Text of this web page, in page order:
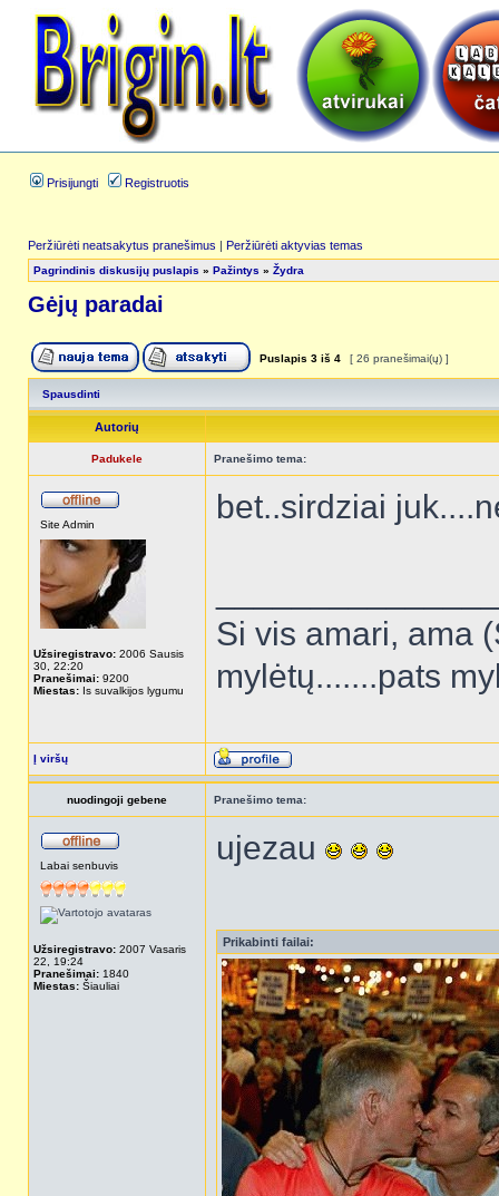
Prisijungti Registruotis
Peržiūrėti neatsakytus pranešimus | Peržiūrėti aktyvias temas
Pagrindinis diskusijų puslapis » Pažintys » Žydra
Gėjų paradai
Puslapis 3 iš 4 [ 26 pranešimai(ų) ]
Spausdinti
Autorių
Padukele Pranešimo tema:
Site Admin
Užsiregistravo: 2006 Sausis
30, 22:20
Pranešimai: 9200
Miestas: Is suvalkijos lygumu
bet..sirdziai
Si vis amari, ama
mylėtų.......pats
Į viršų
nuodingoji gebene Pranešimo tema:
Labai senbuvis
Užsiregistravo: 2007 Vasaris
22, 19:24
Pranešimai: 1840
Miestas: Šiauliai
ujezau
Prikabinti failai: